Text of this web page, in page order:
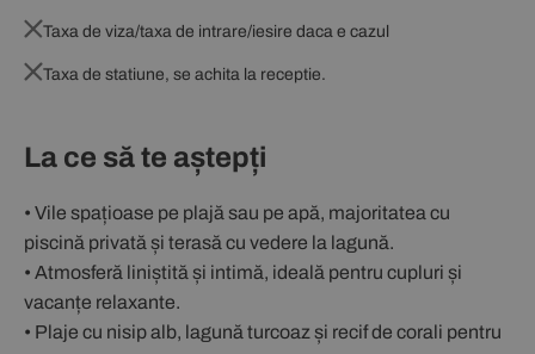
Taxa de viza/taxa de intrare/iesire daca e cazul
Taxa de statiune, se achita la receptie.
La ce să te aștepți
• Vile spațioase pe plajă sau pe apă, majoritatea cu
piscină privată și terasă cu vedere la lagună.
• Atmosferă liniștită și intimă, ideală pentru cupluri și
vacanțe relaxante.
• Plaje cu nisip alb, lagună turcoaz și recif de corali pentru